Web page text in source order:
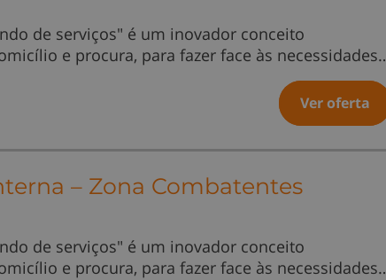
de serviços" é um inovador conceito
e procura, para fazer face às
Ver oferta
– Zona Combatentes
de serviços" é um inovador conceito
e procura, para fazer face às